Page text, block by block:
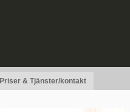
Priser & Tjänster/kontakt